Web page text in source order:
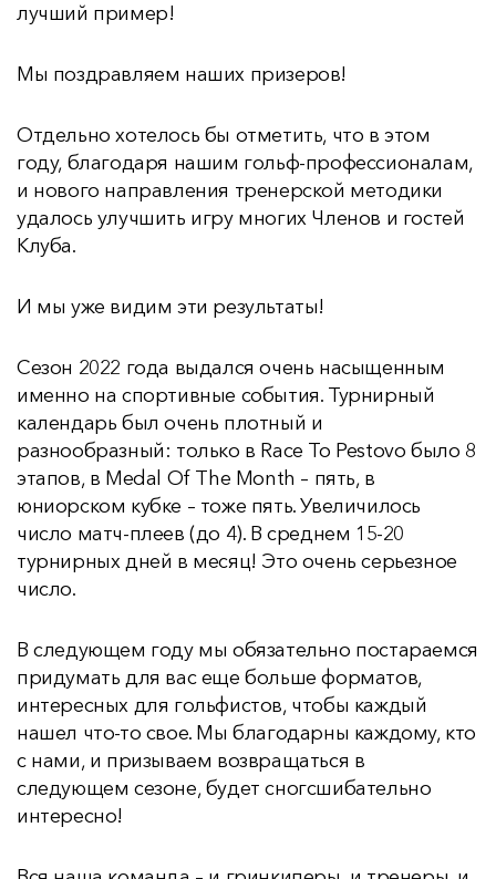
лучший пример!
Мы поздравляем наших призеров!
Отдельно хотелось бы отметить, что в этом
году, благодаря нашим гольф-профессионалам,
и нового направления тренерской методики
удалось улучшить игру многих Членов и гостей
Клуба.
И мы уже видим эти результаты!
Сезон 2022 года выдался очень насыщенным
именно на спортивные события. Турнирный
календарь был очень плотный и
разнообразный: только в Race To Pestovo было 8
этапов, в Medal Of The Month – пять, в
юниорском кубке – тоже пять. Увеличилось
число матч-плеев (до 4). В среднем 15-20
турнирных дней в месяц! Это очень серьезное
число.
В следующем году мы обязательно постараемся
придумать для вас еще больше форматов,
интересных для гольфистов, чтобы каждый
нашел что-то свое. Мы благодарны каждому, кто
с нами, и призываем возвращаться в
следующем сезоне, будет сногсшибательно
интересно!